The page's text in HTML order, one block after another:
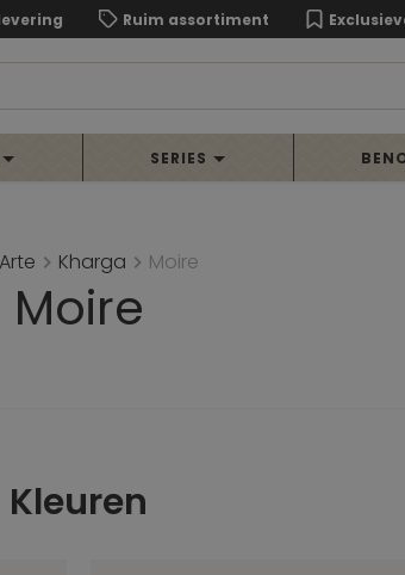
Ruim assortiment
SERIES
Arte Kharga Moire
Moire
Kleuren